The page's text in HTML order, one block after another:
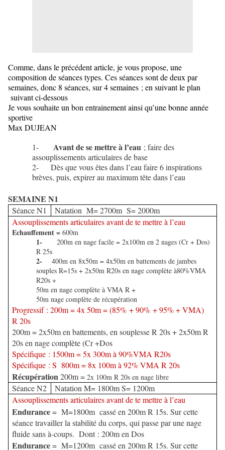
Comme, dans le précédent article, je vous propose, une
composition de séances types. Ces séances sont de deux par
semaines, donc 8 séances, sur 4 semaines ; en suivant le plan
suivant ci-dessous
Je vous souhaite un bon entrainement ainsi qu’une bonne année
sportive
Max DUJEAN
1- Avant de se mettre à l’eau ; faire des
assouplissements articulaires de base
2- Dès que vous êtes dans l’eau faire 6 inspirations
brèves, puis, expirer au maximum tête dans l’eau
SEMAINE N1
Séance N1
Natation M= 2700m S= 2000m
Assouplissements articulaires avant de te mettre à l’eau
Echauffement =600m
1-200m en nage facile = 2x100m en 2 nages (Cr + Dos)
R 25s
2-400m en 8x50m = 4x50m en battements de jambes
souples R=15s + 2x50m R20s en nage complète à80%VMA
R20s +
50m en nage complète à VMA R +
50m nage complète de récupération
Progressif : 200m = 4x 50m = (85% + 90% + 95% + VMA)
R 20s
200m = 2x50m en battements, en souplesse R 20s + 2x50m R
20s en nage complète (Cr +Dos
Spécifique : 1500m = 5x 300m à 90%VMA R20s
Spécifique : S 800m = 8x 100m à 92% VMA R 20s
Récupération200m =2x 100m R 20s en nage libre
Séance N2
Natation M= 1800m S= 1200m
Assouplissements articulaires avant de te mettre à l’eau
Endurance= M=1800m cassé en 200m R 15s. Sur cette
séance travailler la stabilité du corps, qui passe par une nage
fluide sans à-coups. Dont : 200m en Dos
Endurance= M=1200m cassé en 200m R 15s. Sur cette